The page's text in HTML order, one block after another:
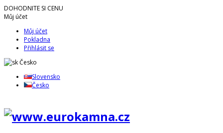
DOHODNITE SI CENU
Můj účet
Můj účet
Pokladna
Přihlásit se
Česko
Slovensko
Česko